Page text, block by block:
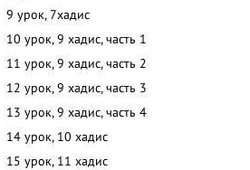
9 урок, 7хадис
10 урок, 9 хадис, часть 1
11 урок, 9 хадис, часть 2
12 урок, 9 хадис, часть 3
13 урок, 9 хадис, часть 4
14 урок, 10 хадис
15 урок, 11 хадис